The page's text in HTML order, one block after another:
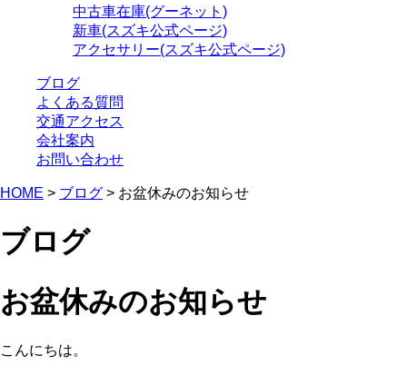
中古車在庫(グーネット)
新車(スズキ公式ページ)
アクセサリー(スズキ公式ページ)
ブログ
よくある質問
交通アクセス
会社案内
お問い合わせ
HOME > ブログ > お盆休みのお知らせ
ブログ
お盆休みのお知らせ
こんにちは。